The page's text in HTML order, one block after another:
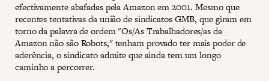
efectivamente abafadas pela Amazon em 2001. Mesmo que
recentes tentativas da união de sindicatos GMB, que giram em
torno da palavra de ordem "Os/As Trabalhadores/as da
Amazon não são Robots," tenham provado ter mais poder de
aderência, o sindicato admite que ainda tem um longo
caminho a percorrer.